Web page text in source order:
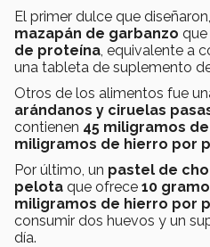
El primer dulce que
mazapán de garbanzo
de proteína, equivalente a
una tableta de suplemento
Otros de los alimentos fue
arándanos y ciruelas
contienen 45 miligramos
miligramos de hierro por
Por último, un pastel de
pelota que ofrece 10
miligramos de hierro por
consumir dos huevos y un
día.